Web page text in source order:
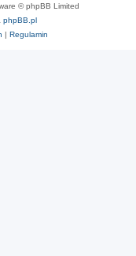
© phpBB Limited
phpBB.pl
| Regulamin